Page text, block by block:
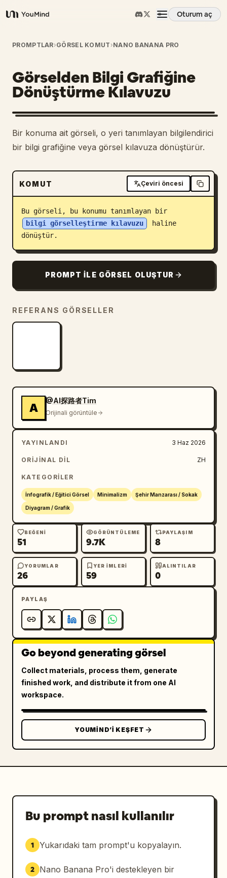
YouMind
Oturum aç
Genel Bakış
Kullanım Senaryoları
Beceriler
İstemler
Fiyatlandırma
İndir
Güncellemeler
PROMPTLAR›GÖRSEL KOMUT ›NANO BANANA PRO
Görselden Bilgi Grafiğine
Dönüştürme Kılavuzu
Bir konuma ait görseli, o yeri tanımlayan bilgilendirici
bir bilgi grafiğine veya görsel kılavuza dönüştürür.
KOMUT Çeviri öncesi
Bu görseli, bu konumu tanımlayan bir
bilgi görselleştirme kılavuzu
haline
dönüştür.
PROMPT ILE GÖRSEL OLUŞTUR
REFERANS GÖRSELLER
A
@AI探路者Tim
Orijinali görüntüle
YAYINLANDI 3 Haz 2026
ORIJINAL DIL ZH
KATEGORILER
İnfografik / Eğitici Görsel Minimalizm Şehir Manzarası / Sokak
Diyagram / Grafik
BEĞENI
51
GÖRÜNTÜLEME
9.7K
PAYLAŞIM
8
YORUMLAR
26
YER IMLERI
59
ALINTILAR
0
PAYLAŞ
Go beyond generating görsel
Collect materials, process them, generate
finished work, and distribute it from one AI
workspace.
YOUMIND’I KEŞFET
Bu prompt nasıl kullanılır
1 Yukarıdaki tam prompt'u kopyalayın.
2
Nano Banana Pro'i destekleyen bir